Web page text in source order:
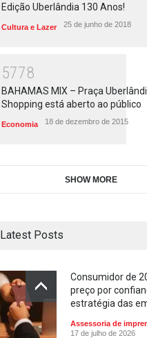
Edição Uberlândia 130 Anos!
Cultura e Lazer 25 de junho de 2018
5778
BAHAMAS MIX – Praça
Shopping está aberto ao público
Economia 18 de dezembro de 2015
SHOW MORE
Latest Posts
Consumidor de
preço por
estratégia das
Assessoria de
17 de julho de 2026